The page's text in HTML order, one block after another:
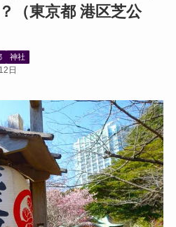
（東京都 港区芝公
神社
日